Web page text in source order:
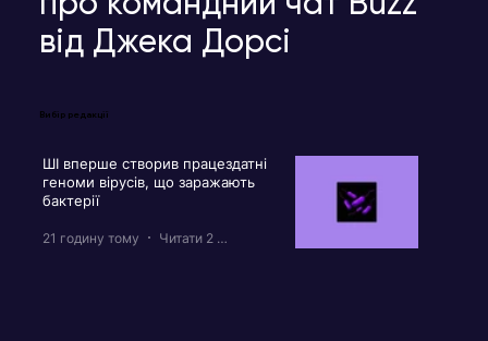
від Джека Дорсі
Вибір редакції
ШІ вперше створив працездатні
геноми вірусів, що заражають
бактерії
21 годину тому Читати 2 хв